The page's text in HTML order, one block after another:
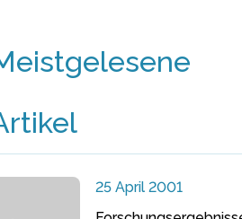
25 April 2001